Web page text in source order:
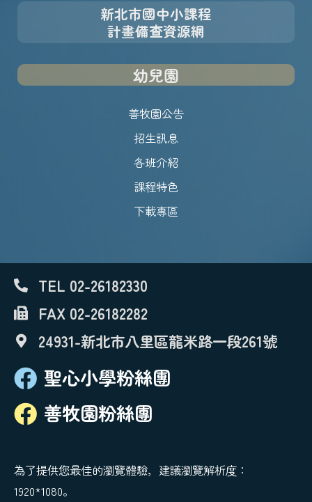
新北市國中小課程
計畫備查資源網
幼兒園
善牧園公告
招生訊息
各班介紹
課程特色
下載專區
TEL 02-26182330
FAX 02-26182282
24931-新北市八里區龍米路一段261號
聖心小學粉絲團
善牧園粉絲團
為了提供您最佳的瀏覽體驗，建議瀏覽解析度：
1920*1080。